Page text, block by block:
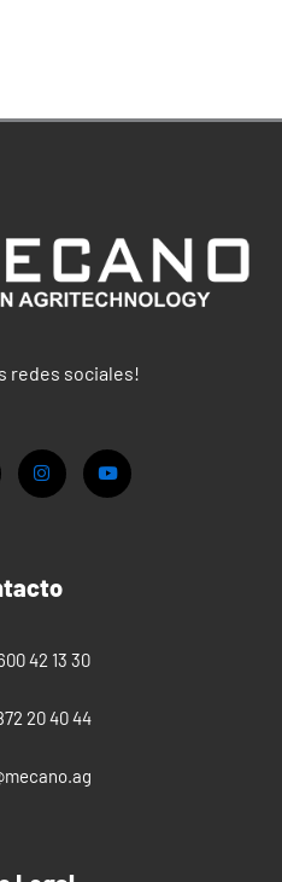
redes sociales!
42 13 30
20 40 44